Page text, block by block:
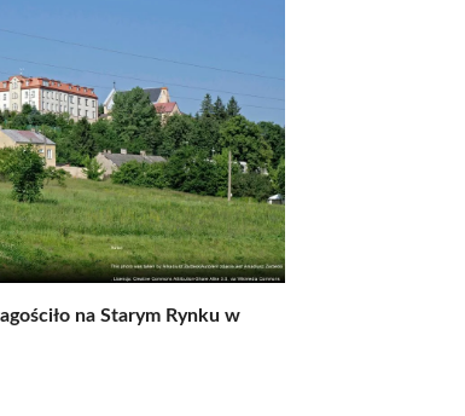
na Starym Rynku w